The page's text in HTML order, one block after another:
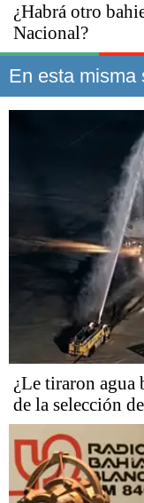
¿Habrá otro
Nacional?
En esta misma
¿Le tiraron agua
de la selección